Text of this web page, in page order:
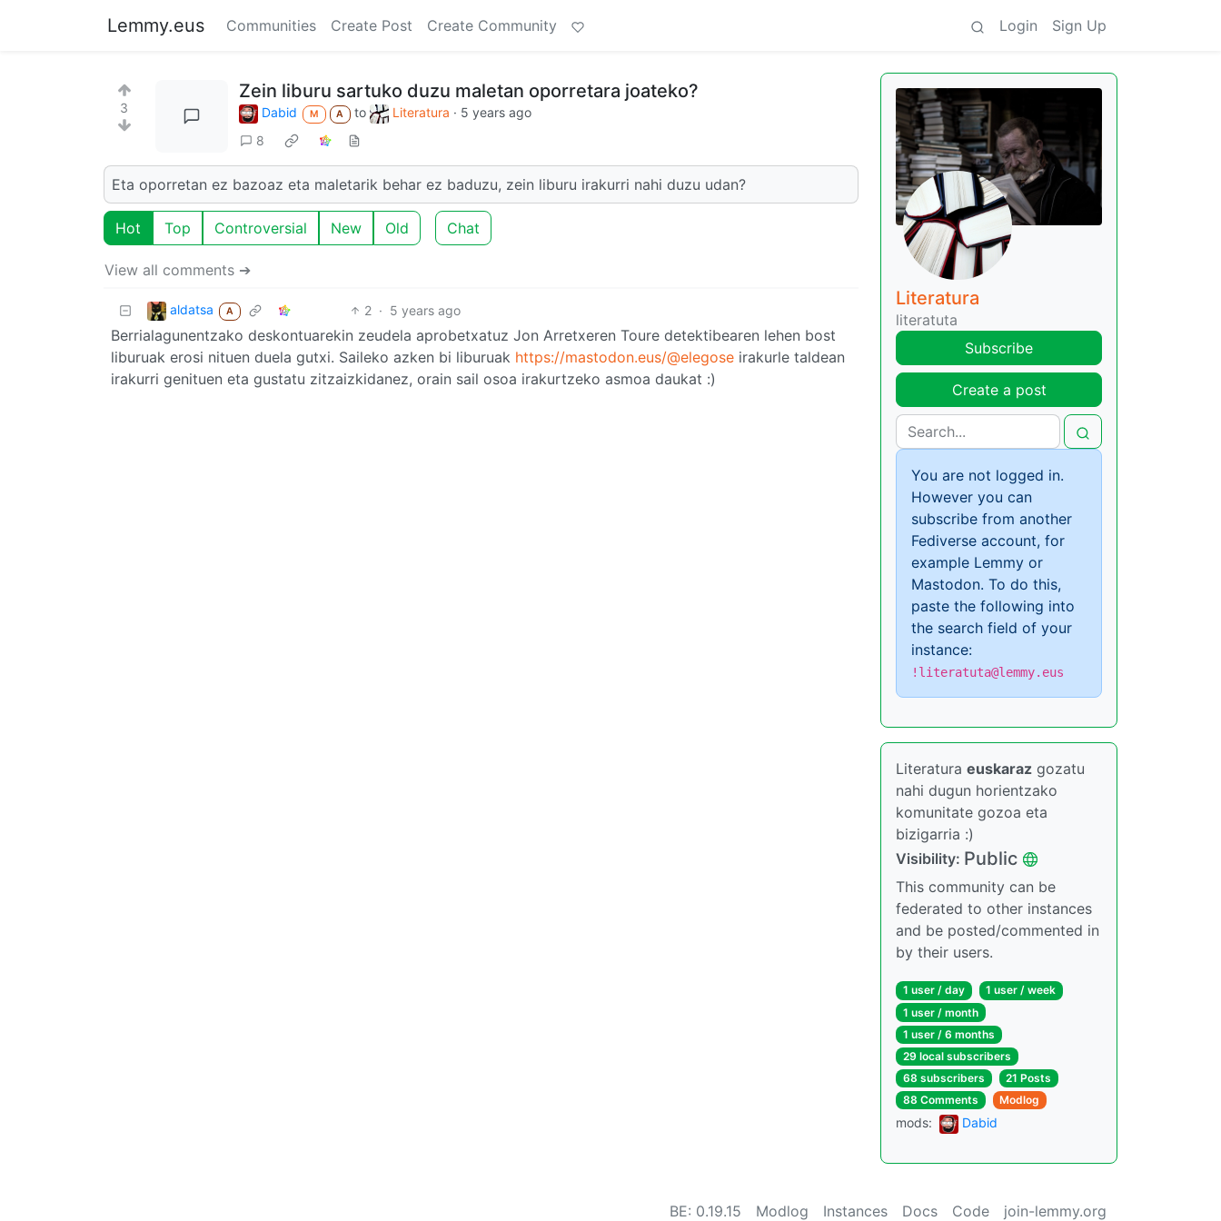
Lemmy.eus Communities Create Post Create Community Login Sign Up
3
Zein liburu sartuko duzu maletan oporretara joateko?
Dabid M A to Literatura · 5 years ago
8
Eta oporretan ez bazoaz eta maletarik behar ez baduzu, zein liburu irakurri nahi duzu udan?
Hot Top Controversial New Old Chat
View all comments ➔
aldatsa A 2 · 5 years ago
Berrialagunentzako deskontuarekin zeudela aprobetxatuz Jon Arretxeren Toure detektibearen lehen bost
liburuak erosi nituen duela gutxi. Saileko azken bi liburuak https://mastodon.eus/@elegose irakurle taldean
irakurri genituen eta gustatu zitzaizkidanez, orain sail osoa irakurtzeko asmoa daukat :)
Literatura
literatuta
Subscribe
Create a post
You are not logged in.
However you can
subscribe from another
Fediverse account, for
example Lemmy or
Mastodon. To do this,
paste the following into
the search field of your
instance:
!literatuta@lemmy.eus
Literatura euskaraz gozatu
nahi dugun horientzako
komunitate gozoa eta
bizigarria :)
Visibility: Public
This community can be
federated to other instances
and be posted/commented in
by their users.
1 user / day
1 user / week
1 user / month
1 user / 6 months
29 local subscribers
68 subscribers
21 Posts
88 Comments
Modlog
mods: Dabid
BE: 0.19.15 Modlog Instances Docs Code join-lemmy.org